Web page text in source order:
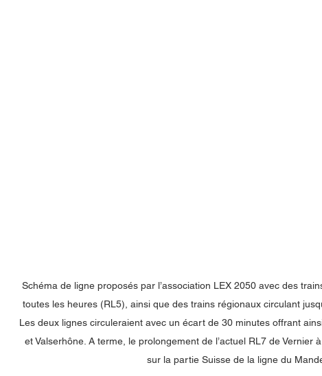
Schéma de ligne proposés par l’association LEX 2050 avec des
toutes les heures (RL5), ainsi que des trains régionaux circulant
Les deux lignes circuleraient avec un écart de 30 minutes offrant
et Valserhône. A terme, le prolongement de l’actuel RL7 de
sur la partie Suisse de la ligne du